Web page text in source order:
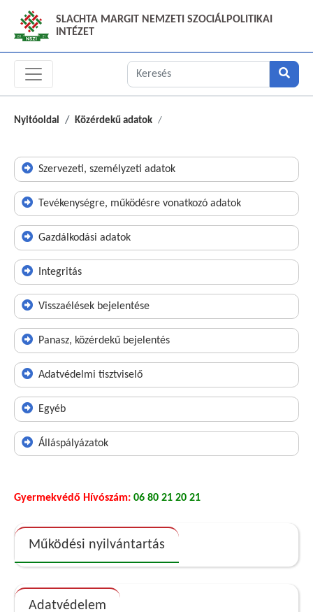
SLACHTA MARGIT NEMZETI SZOCIÁLPOLITIKAI
INTÉZET
Nyitóoldal Közérdekű adatok
Szervezeti, személyzeti adatok
Tevékenységre, működésre vonatkozó adatok
Gazdálkodási adatok
Integritás
Visszaélések bejelentése
Panasz, közérdekű bejelentés
Adatvédelmi tisztviselő
Egyéb
Álláspályázatok
Gyermekvédő Hívószám: 06 80 21 20 21
Működési nyilvántartás
Adatvédelem